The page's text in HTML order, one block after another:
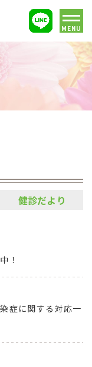
MENU
健診だより
！
症に関する対応一